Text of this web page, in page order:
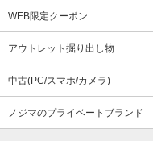
WEB限定クーポン
アウトレット掘り出し物
中古(PC/スマホ/カメラ)
ノジマのプライベートブランド